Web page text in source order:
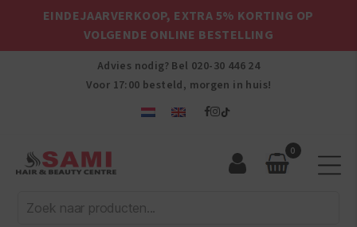
EINDEJAARVERKOOP, EXTRA 5% KORTING OP
VOLGENDE ONLINE BESTELLING
Advies nodig? Bel 020-30 446 24
Voor 17:00 besteld, morgen in huis!
Afro
Hair
0